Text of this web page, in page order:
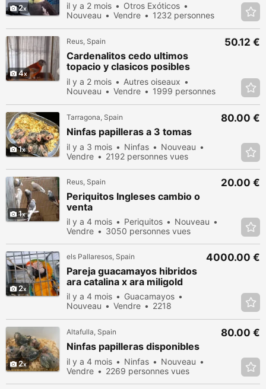
2 il y a 2 mois
Otros Exóticos
Nouveau
Vendre
1232 personnes
4
Reus, Spain
Cardenalitos cedo ultimos
topacio y clasicos posibles
portadores
il y a 2 mois
Autres oiseaux
Nouveau
Vendre
1999 personnes
50.12 €
1
Tarragona, Spain
Ninfas papilleras a 3 tomas
il y a 3 mois Ninfas
Nouveau
Vendre
2192 personnes vues
80.00 €
1
Reus, Spain
Periquitos Ingleses cambio o
venta
il y a 4 mois Periquitos
Nouveau
Vendre
3050 personnes vues
20.00 €
2
els Pallaresos, Spain
Pareja guacamayos hibridos
ara catalina x ara miligold
il y a 4 mois
Guacamayos
Nouveau
Vendre
2218
4000.00 €
2
Altafulla, Spain
Ninfas papilleras disponibles
il y a 4 mois Ninfas
Nouveau
Vendre
2269 personnes vues
80.00 €